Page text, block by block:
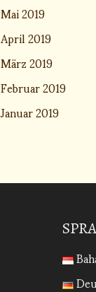
Mai 2019
April 2019
März 2019
Februar 2019
Januar 2019